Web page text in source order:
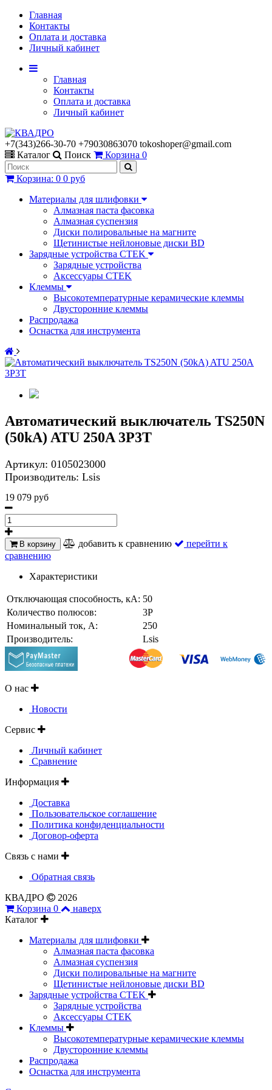
Главная
Контакты
Оплата и доставка
Личный кабинет
Главная
Контакты
Оплата и доставка
Личный кабинет
+7(343)266-30-70 +79030863070 tokoshoper@gmail.com
Каталог
Поиск Корзина 0
Корзина: 0 0 руб
Материалы для шлифовки
Алмазная паста фасовка
Алмазная суспензия
Диски полировальные на магните
Щетинистые нейлоновые диски BD
Зарядные устройства CTEK
Зарядные устройства
Аксессуары CTEK
Клеммы
Высокотемпературные керамические клеммы
Двусторонние клеммы
Распродажа
Оснастка для инструмента
Автоматический выключатель TS250N
(50kA) ATU 250A 3P3T
Артикул: 0105023000
Производитель: Lsis
19 079 руб
В корзину добавить к сравнению
перейти к
сравнению
Характеристики
Отключающая способность, кА: 50
Количество полюсов:
3P
Номинальный ток, A:
250
Производитель:
Lsis
О нас
Новости
Сервис
Личный кабинет
Сравнение
Информация
Доставка
Пользовательское соглашение
Политика конфиденциальности
Договор-оферта
Связь с нами
Обратная связь
КВАДРО
2026
Корзина 0
наверх
Каталог
Материалы для шлифовки
Алмазная паста фасовка
Алмазная суспензия
Диски полировальные на магните
Щетинистые нейлоновые диски BD
Зарядные устройства CTEK
Зарядные устройства
Аксессуары CTEK
Клеммы
Высокотемпературные керамические клеммы
Двусторонние клеммы
Распродажа
Оснастка для инструмента